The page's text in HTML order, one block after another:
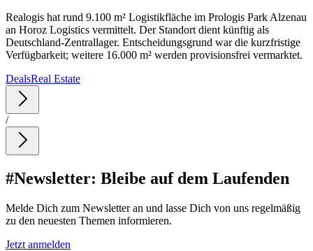
Realogis hat rund 9.100 m² Logistikfläche im Prologis Park Alzenau
an Horoz Logistics vermittelt. Der Standort dient künftig als
Deutschland-Zentrallager. Entscheidungsgrund war die kurzfristige
Verfügbarkeit; weitere 16.000 m² werden provisionsfrei vermarktet.
DealsReal Estate
/
#Newsletter: Bleibe auf dem Laufenden
Melde Dich zum Newsletter an und lasse Dich von uns regelmäßig
zu den neuesten Themen informieren.
Jetzt anmelden